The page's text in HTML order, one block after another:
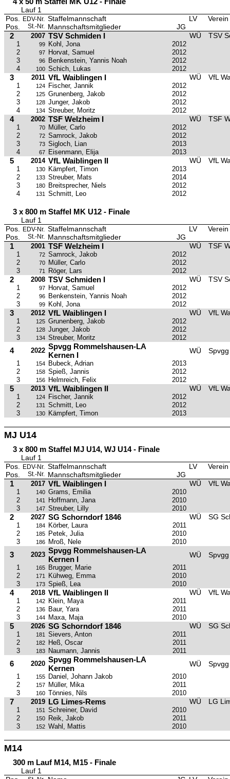
Lauf 1
Pos.
Pos.
EDV-Nr.
St.-Nr.
Staffelmannschaft
Mannschaftsmitglieder
JG
LV Verein
2 2007 TSV Schmiden I WÜ TSV
1 99 Kohl, Jona
2012
2
97 Horvat, Samuel
2012
3
96 Benkenstein, Yannis Noah
2012
4
100 Schich, Lukas 2012
3 2011 VfL Waiblingen I WÜ VfL
1 124 Fischer, Jannik
2012
2
125 Grunenberg, Jakob
2012
3
128 Junger, Jakob
2012
4
134 Streuber, Moritz 2012
4 2002 TSF Welzheim I WÜ TSF
1 70 Müller, Carlo
2012
2
72 Samrock, Jakob
2012
3
73 Sigloch, Lian
2013
4
67 Eisenmann, Elija 2013
5 2014 VfL Waiblingen II WÜ VfL
1 130 Kämpfert, Timon
2013
2
133 Streuber, Mats
2014
3
180 Breitsprecher, Niels
2012
4
131 Schmitt, Leo 2012
3 x 800 m Staffel MK U12 - Finale
Lauf 1
Pos.
Pos.
EDV-Nr.
St.-Nr.
Staffelmannschaft
Mannschaftsmitglieder
JG
LV Verein
1 2001 TSF Welzheim I WÜ TSF
1 72 Samrock, Jakob
2012
2
70 Müller, Carlo
2012
3
71 Röger, Lars 2012
2 2008 TSV Schmiden I WÜ TSV
1 97 Horvat, Samuel
2012
2
96 Benkenstein, Yannis Noah
2012
3
99 Kohl, Jona 2012
3 2012 VfL Waiblingen I WÜ VfL
1 125 Grunenberg, Jakob
2012
2
128 Junger, Jakob
2012
3
134 Streuber, Moritz 2012
4 2022 Spvgg Rommelshausen-LA
Kernen I
WÜ
1 154 Bubeck, Adrian
2013
2
158 Spieß, Jannis
2012
3
156 Helmreich, Felix 2012
5 2013 VfL Waiblingen II WÜ VfL
1 124 Fischer, Jannik
2012
2
131 Schmitt, Leo
2012
3
130 Kämpfert, Timon 2013
MJ U14
3 x 800 m Staffel MJ U14, WJ U14 - Finale
Lauf 1
Pos.
Pos.
EDV-Nr.
St.-Nr.
Staffelmannschaft
Mannschaftsmitglieder
JG
LV Verein
1 2017 VfL Waiblingen I WÜ VfL
1 140 Grams, Emilia
2010
2
141 Hoffmann, Jana
2010
3
147 Streuber, Lilly 2010
2 2027 SG Schorndorf 1846 WÜ SG
1 184 Körber, Laura
2011
2
185 Petek, Julia
2010
3
186 Mroß, Nele 2010
3 2023 Spvgg Rommelshausen-LA
Kernen I
WÜ
1 165 Brugger, Marie
2011
2
171 Kühweg, Emma
2010
3
173 Spieß, Lea 2010
4 2018 VfL Waiblingen II WÜ VfL
1 142 Klein, Maya
2011
2
136 Baur, Yara
2011
3
144 Maxa, Maja 2010
5 2026 SG Schorndorf 1846 WÜ SG
1 181 Sievers, Anton
2011
2
182 Heß, Oscar
2011
3
183 Naumann, Jannis 2011
6 2020 Spvgg Rommelshausen-LA
Kernen
WÜ
1 155 Daniel, Johann Jakob
2010
2
157 Müller, Mika
2011
3
160 Tönnies, Nils 2010
7 2019 LG Limes-Rems WÜ LG
1 151 Schreiner, David
2010
2
150 Reik, Jakob
2011
3
152 Wahl, Mattis 2010
M14
300 m Lauf M14, M15 - Finale
Lauf 1